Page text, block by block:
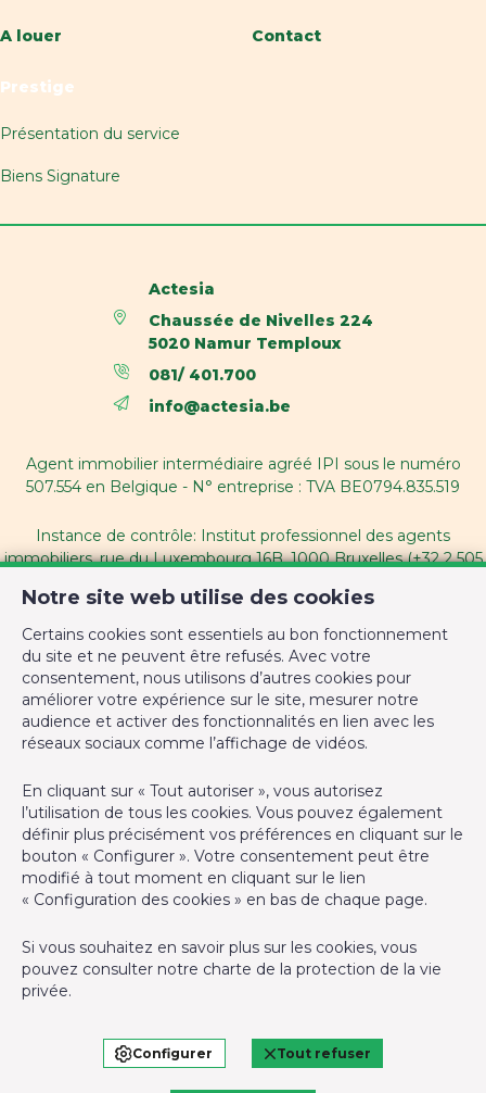
Notre site web utilise des cookies
Certains cookies sont essentiels au bon fonctionnement
du site et ne peuvent être refusés. Avec votre
consentement, nous utilisons d’autres cookies pour
améliorer votre expérience sur le site, mesurer notre
audience et activer des fonctionnalités en lien avec les
réseaux sociaux comme l’affichage de vidéos.
En cliquant sur « Tout autoriser », vous autorisez
l’utilisation de tous les cookies. Vous pouvez également
définir plus précisément vos préférences en cliquant sur le
bouton « Configurer ». Votre consentement peut être
modifié à tout moment en cliquant sur le lien
« Configuration des cookies » en bas de chaque page.
Si vous souhaitez en savoir plus sur les cookies, vous
pouvez consulter notre charte de la protection de la vie
privée.
Configurer Tout refuser
A louer
Prestige
Présentation du service
Biens Signature
Contact
Actesia
Chaussée de Nivelles 224
5020 Namur Temploux
081/ 401.700
info@actesia.be
Agent immobilier intermédiaire agréé IPI sous le numéro
507.554 en Belgique - N° entreprise : TVA BE0794.835.519
Instance de contrôle: Institut professionnel des agents
immobiliers, rue du Luxembourg 16B, 1000 Bruxelles (+32 2 505
RC professionnelle et cautionnement via AXA Belgium SA,
Place du Trône 1, 1000 Bruxelles – police n° 730.390.160.
Couverture valable pour les activités réalisées en Belgique
Agent immobilier intermédiaire agréé IPI sous le numéro
507.554 en Belgique
Instance de contrôle: IPI, rue du Luxembourg 16B, 1000
Bruxelles - Soumis aucode déontologique de l’ IPI
RC professionnelle et cautionnement via AXA Belgium SA –
Responsable de la prévention anti-blanchiment et COVID 19 -
Conditions générales d'utilisation du site
Charte de la protection de la vie privée